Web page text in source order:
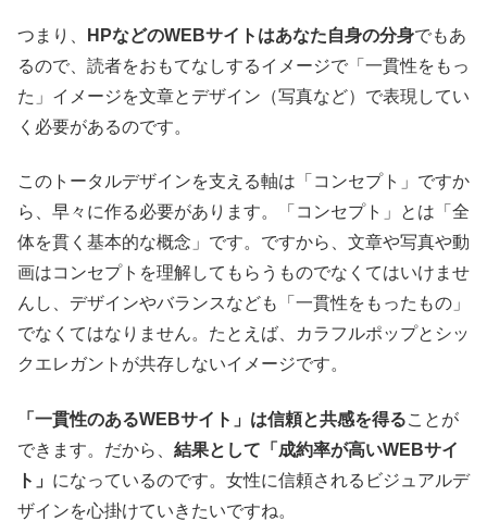
つまり、 HPなどのWEBサイトはあなた自身の分身でもあ
るので、読者をおもてなしするイメージで「一貫性をもっ
た」イメージを文章とデザイン（写真など）で表現してい
く必要があるのです。
このトータルデザインを支える軸は「コンセプト」ですか
ら、早々に作る必要があります。「コンセプト」とは「全
体を貫く基本的な概念」です。ですから、文章や写真や動
画はコンセプトを理解してもらうものでなくてはいけませ
んし、デザインやバランスなども「一貫性をもったもの」
でなくてはなりません。たとえば、カラフルポップとシッ
クエレガントが共存しないイメージです。
「一貫性のあるWEBサイト」は信頼と共感を得ることが
できます。だから、 結果として「成約率が高いWEBサイ
ト」 になっているのです。女性に信頼されるビジュアルデ
ザインを心掛けていきたいですね。